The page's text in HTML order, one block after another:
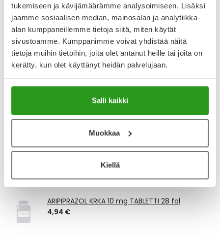
tukemiseen ja kävijämäärämme analysoimiseen. Lisäksi
jaamme sosiaalisen median, mainosalan ja analytiikka-
alan kumppaneillemme tietoja siitä, miten käytät
sivustoamme. Kumppanimme voivat yhdistää näitä
tietoja muihin tietoihin, joita olet antanut heille tai joita on
kerätty, kun olet käyttänyt heidän palvelujaan.
Salli kaikki
Muokkaa
Kiellä
Lue lisää muistuttajasta
Kela-korvattavuus ja reseptin toimitusmaksu
Tämä tuote ei ole Kela-korvattava. Reseptin
toimitusmaksu 2,46 € lisätään tuotteen hintaan.
Laske korvauksen suuruus
ABILIFY 10 mg TABLETTI 28 x 1 fol
ARIPIPRAZOL KRKA 10 mg TABLETTI 28 fol
4,94 €